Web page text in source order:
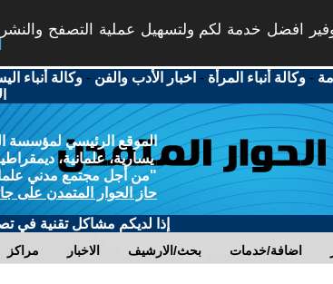
افضل خدمة لكم ولتسهيل عملية التصفح
-وكالة أنباء المرأة - اخبار الأدب والفن -وكالة أنباء
الموقع الرئيسي لمؤسسة
يسارية، علمانية،
"من أجل مجتمع مدني
حاز الحوار المتمدن على
إذا لديكم مشاكل تقنية في
مراكز الاخبار بحث/الارشيف اضافة/خدمات